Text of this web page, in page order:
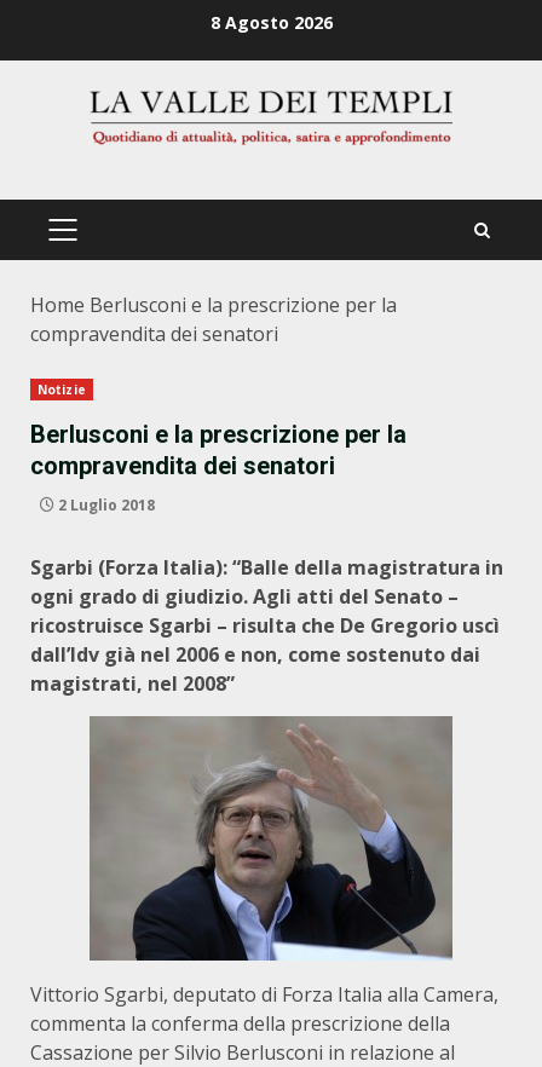
8 Agosto 2026
PRIMÄRES
Home Berlusconi e la prescrizione per la
compravendita dei senatori
Notizie
Berlusconi e la prescrizione per la
compravendita dei senatori
2 Luglio 2018
Sgarbi (Forza Italia): “Balle della magistratura in
ogni grado di giudizio. Agli atti del Senato –
ricostruisce Sgarbi – risulta che De Gregorio uscì
dall’Idv già nel 2006 e non, come sostenuto dai
magistrati, nel 2008”
Vittorio Sgarbi, deputato di Forza Italia alla Camera,
commenta la conferma della prescrizione della
Cassazione per Silvio Berlusconi in relazione al